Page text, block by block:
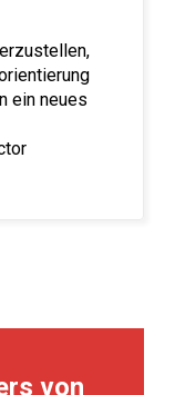
ein neues
von